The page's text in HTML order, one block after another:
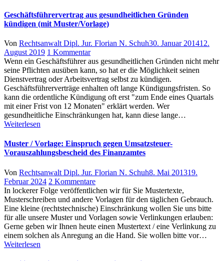
Geschäftsführervertrag aus gesundheitlichen Gründen
kündigen (mit Muster/Vorlage)
Author
Von Rechtsanwalt Dipl. Jur. Florian N. SchuhPosted
30. Januar 201412.
August 2019 1 Kommentarzu
Geschäftsführervertrag
aus
gesundheitlichen
Gründen
kündigen
(mit
Muster/Vorlage)
Wenn ein Geschäftsführer aus gesundheitlichen Gründen nicht mehr
seine Pflichten ausüben kann, so hat er die Möglichkeit seinen
Dienstvertrag oder Arbeitsvertrag selbst zu kündigen.
Geschäftsführerverträge enhalten oft lange Kündigungsfristen. So
kann die ordentliche Kündigung oft erst "zum Ende eines Quartals
mit einer Frist von 12 Monaten" erklärt werden. Wer
gesundheitliche Einschränkungen hat, kann diese lange…
Weiterlesen
Muster / Vorlage: Einspruch gegen Umsatzsteuer-
Vorauszahlungsbescheid des Finanzamtes
Author
Von Rechtsanwalt Dipl. Jur. Florian N. SchuhPosted
8. Mai 201319.
Februar 2024 2 Kommentarezu
Muster
/
Vorlage:
Einspruch
gegen
Umsatzsteuer-
In lockerer Folge veröffentlichen wir für Sie Mustertexte,
Musterschreiben und andere Vorlagen für den täglichen Gebrauch.
Eine kleine (rechtstechnische) Einschränkung wollen Sie uns bitte
für alle unsere Muster und Vorlagen sowie Verlinkungen erlauben:
Gerne geben wir Ihnen heute einen Mustertext / eine Verlinkung zu
einem solchen als Anregung an die Hand. Sie wollen bitte vor…
Weiterlesen